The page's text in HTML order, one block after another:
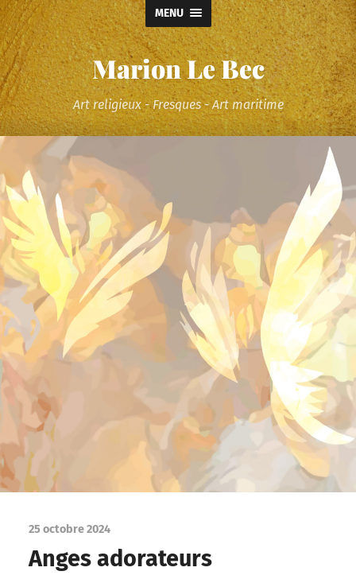
MENU
Marion Le Bec
Art religieux - Fresques - Art maritime
25 octobre 2024
Anges adorateurs